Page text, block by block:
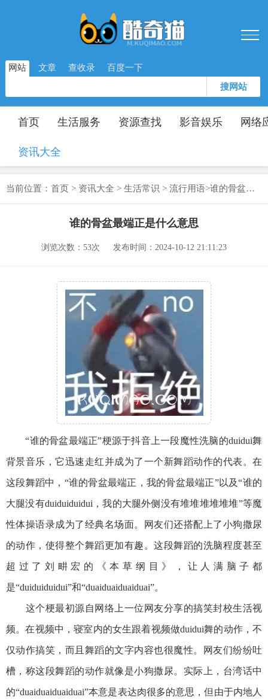
网站 文章 查收录 百度一下
搜网站
首页 生活服务 资源查找 影音娱乐 网络
资讯大全
当前位置： 首页 > 资讯大全 > 生活常识 > 流行用语>谁的骨盆最端正是什么意思
谁的骨盆最端正是什么意思
浏览次数：53次 发布时间：2024-10-12 21:11:23
“谁的骨盆最端正”梗源于抖音上一段魔性洗脑的duidui舞
背景音乐，它迅速走红并成为了一个新舞蹈动作的代表。在
这段舞蹈中，“谁的骨盆最端正，我的骨盆最端正”以及“谁的
大腿没有duiduiduidui，我的大腿外侧没有堆堆堆堆堆堆”等魔
性体操语录成为了经典名场面。网友们还搭配上了小狗撒尿
的动作，使得整个舞蹈更加有趣。这段舞蹈的洗脑程度甚至
超过了刘畊宏的《本草纲目》，让人满脑子都
是“duiduiduidui”和“duaiduaiduaiduai”。
这个梗最初源自网络上一位网友分享的搞笑封校生活视
频。在视频中，寝室内的女生跟着视频做duidui舞的动作，不
仅动作搞笑，而且舞蹈的文字内容也很魔性。网友们纷纷吐
槽，称这段舞蹈的动作就像是小狗撒尿。实际上，台湾话中
的“duaiduaiduaiduai”本意是表达肉很多的意思，但由于内地人